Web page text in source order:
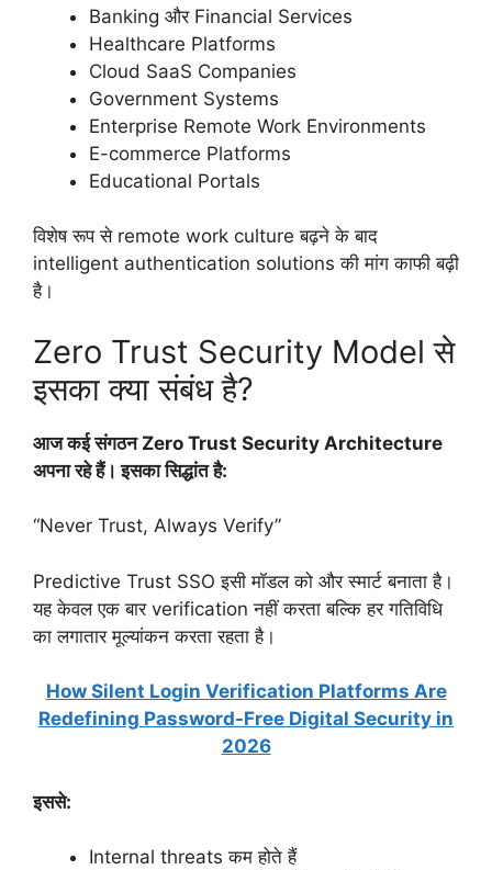
Banking और Financial Services
Healthcare Platforms
Cloud SaaS Companies
Government Systems
Enterprise Remote Work Environments
E-commerce Platforms
Educational Portals
विशेष रूप से remote work culture बढ़ने के बाद
intelligent authentication solutions की मांग काफी बढ़ी
है।
Zero Trust Security Model से
इसका क्या संबंध है?
आज कई संगठन Zero Trust Security Architecture
अपना रहे हैं। इसका सिद्धांत है:
“Never Trust, Always Verify”
Predictive Trust SSO इसी मॉडल को और स्मार्ट बनाता है।
यह केवल एक बार verification नहीं करता बल्कि हर गतिविधि
का लगातार मूल्यांकन करता रहता है।
How Silent Login Verification Platforms Are
Redefining Password-Free Digital Security in
2026
इससे:
Internal threats कम होते हैं